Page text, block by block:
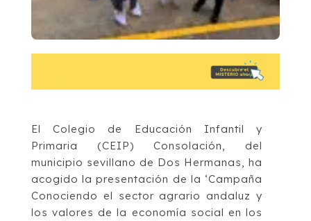
El Colegio de Educación Infantil y
Primaria (CEIP) Consolación, del
municipio sevillano de Dos Hermanas, ha
acogido la presentación de la ‘Campaña
Conociendo el sector agrario andaluz y
los valores de la economía social en los